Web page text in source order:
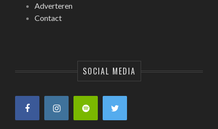
Adverteren
Contact
SOCIAL MEDIA